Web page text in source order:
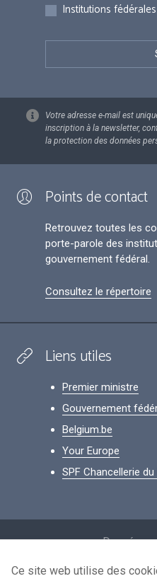
Institutions fédérales
Votre adresse e-mail est
inscription à la newsletter,
la protection des données
Points de contact
Retrouvez toutes les
porte-parole des
gouvernement fédéral.
Consultez le répertoire
Liens utiles
Premier ministre
Gouvernement
Belgium.be
Your Europe
SPF Chancellerie
Données
Conditions
Ce site web utilise des